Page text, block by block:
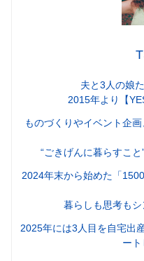
夫と3人の娘
2015年より【
ものづくりやイベント企
“ごきげんに暮らすこと
2024年末から始めた「
暮らしも思考もシ
2025年には3人目を自宅出
ート